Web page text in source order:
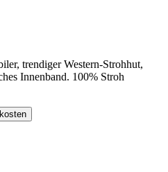
trendiger Western-Strohhut,
Innenband. 100% Stroh